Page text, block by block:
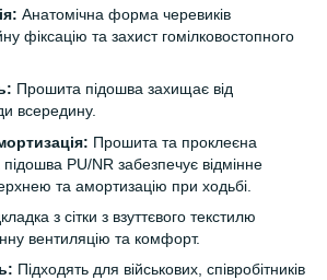
Анатомічна форма черевиків
фіксацію та захист гомілковостопного
Прошита підошва захищає від
всередину.
Прошита та проклеєна
PU/NR забезпечує відмінне
та амортизацію при ходьбі.
з сітки з взуттєвого текстилю
вентиляцію та комфорт.
Підходять для військових, співробітників